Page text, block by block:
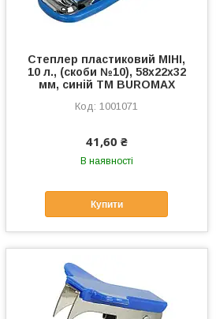
Степлер пластиковий МІНІ,
10 л., (скоби №10), 58х22х32
мм, синій ТМ BUROMAX
1001071
41,60 ₴
В наявності
Купити